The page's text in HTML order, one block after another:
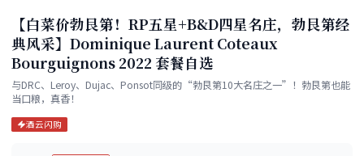
【白菜价勃艮第！RP五星+B&D四星名庄，勃艮第经
典风采】Dominique Laurent Coteaux
Bourguignons 2022 套餐自选
与DRC、Leroy、Dujac、Ponsot同级的“勃艮第10大名庄之一”！勃艮第也能
当口粮，真香！
酒云闪购